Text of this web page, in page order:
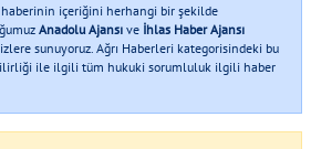
haberinin içeriğini herhangi bir şekilde
Anadolu Ajansı ve İhlas Haber Ajansı
sunuyoruz. Ağrı Haberleri kategorisindeki bu
ile ilgili tüm hukuki sorumluluk ilgili haber